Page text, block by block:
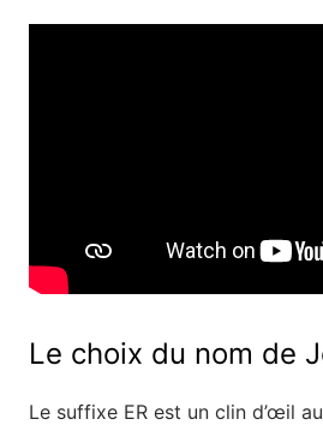
Le choix du nom de
Le suffixe ER est un clin d’œil